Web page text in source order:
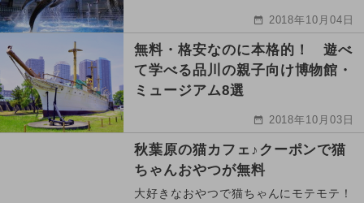
2018年10月04日
無料・格安なのに本格的！ 遊べ
て学べる品川の親子向け博物館・
ミュージアム8選
2018年10月03日
秋葉原の猫カフェ♪クーポンで猫
ちゃんおやつが無料
大好きなおやつで猫ちゃんにモテモテ！